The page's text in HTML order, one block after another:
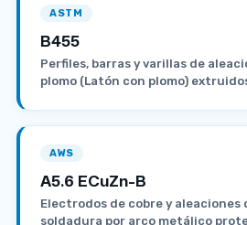
ASTM
B455
Perfiles, barras y varillas de
plomo (Latón con plomo)
AWS
A5.6 ECuZn-B
Electrodos de cobre y aleaciones
soldadura por arco metálico